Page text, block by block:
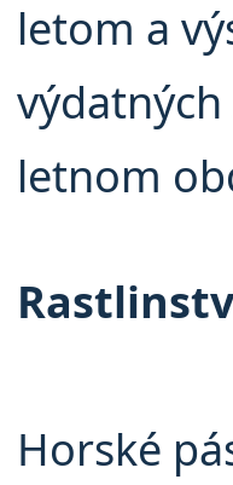
letom a
letnom
Horské